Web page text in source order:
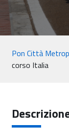
Pon Città
corso Italia